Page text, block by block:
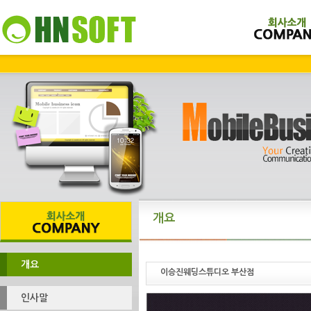
개요
인사말
개요
이승진웨딩스튜디오 부산점